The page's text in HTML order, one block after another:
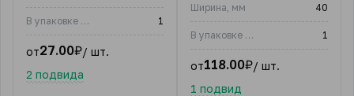
В упаковке (шт) 1
от27.00₽/ шт.
2 подвида
Ширина, мм 40
В упаковке (шт) 1
от118.00₽/ шт.
1 подвид